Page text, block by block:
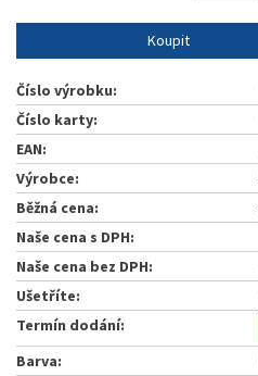
Koupit
Číslo výrobku:
Číslo karty:
EAN:
Výrobce:
Běžná cena:
Naše cena s DPH:
Naše cena bez DPH:
Ušetříte:
Termín dodání:
Barva: